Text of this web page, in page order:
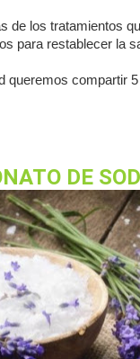
de los tratamientos
para restablecer la
queremos compartir
DE